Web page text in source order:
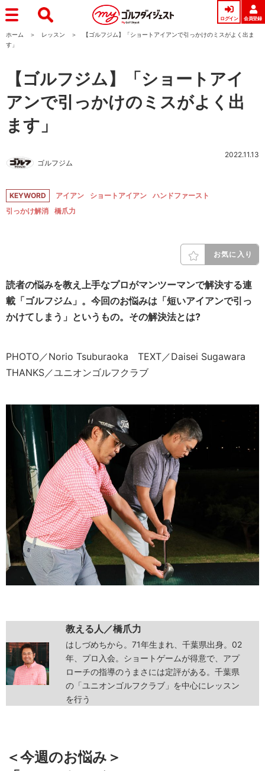
ログイン 会員登録
ホーム レッスン
【ゴルフジム】「ショートアイアンで引っかけのミスがよく出ま
す」
【ゴルフジム】「ショートアイ
アンで引っかけのミスがよく出
ます」
ゴルフジム
2022.11.13
KEYWORD アイアン ショートアイアン
ハンドファースト
引っかけ解消
橋爪力
お気に入り
読者の悩みを教え上手なプロがマンツーマンで解決する連
載「ゴルフジム」。今回のお悩みは「短いアイアンで引っ
かけてしまう」というもの。その解決法とは?
PHOTO／Norio Tsuburaoka TEXT／Daisei Sugawara
THANKS／ユニオンゴルフクラブ
教える人／橋爪力
はしづめちから。71年生まれ、千葉県出身。02
年、プロ入会。ショートゲームが得意で、アプ
ローチの指導のうまさには定評がある。千葉県
の「ユニオンゴルフクラブ」を中心にレッスン
を行う
＜今週のお悩み＞